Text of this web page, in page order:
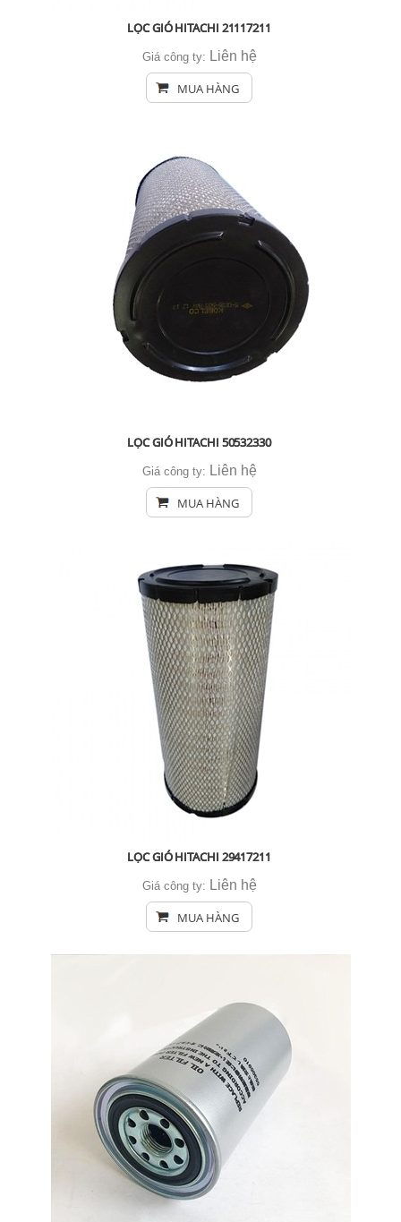
LỌC GIÓ HITACHI 21117211
Giá công ty: Liên hệ
MUA HÀNG
LỌC GIÓ HITACHI 50532330
Giá công ty: Liên hệ
MUA HÀNG
LỌC GIÓ HITACHI 29417211
Giá công ty: Liên hệ
MUA HÀNG